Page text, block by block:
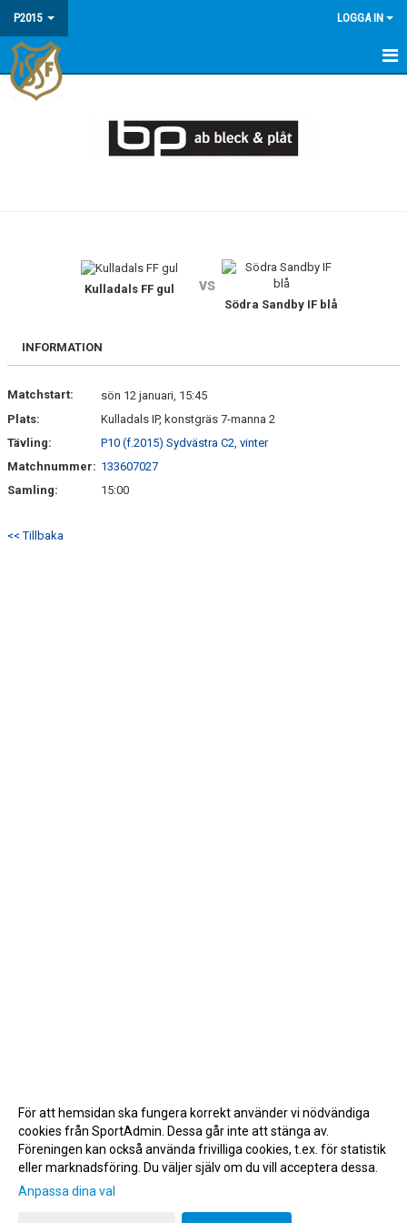
P2015 LOGGA IN
HEM
Kulladals FF gul vs
Södra Sandby IF blå
INFORMATION
Matchstart:
sön 12 januari, 15:45
Plats:
Kulladals IP, konstgräs 7-manna 2
Tävling:
P10 (f.2015) Sydvästra C2, vinter
Matchnummer: 133607027
Samling:
15:00
<< Tillbaka
Gå till Webbversion
För att hemsidan ska fungera korrekt använder vi nödvändiga
cookies från SportAdmin. Dessa går inte att stänga av.
Föreningen kan också använda frivilliga cookies, t.ex. för statistik
eller marknadsföring. Du väljer själv om du vill acceptera dessa.
Anpassa dina val